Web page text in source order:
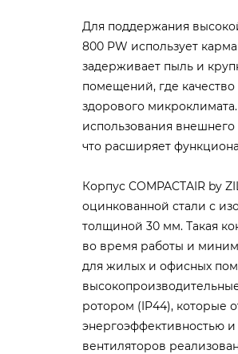
Для поддержания
800 PW использует
задерживает пыль и
помещений, где
здорового
использования
что расширяет
Корпус COMPACTAIR by
оцинкованной стали с
толщиной 30 мм. Такая
во время работы и
для жилых и офисных
ротором (IP44), которые
энергоэффективностью
вентиляторов